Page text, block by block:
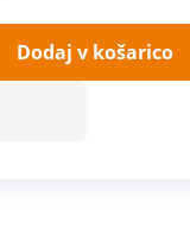
Dodaj v košarico